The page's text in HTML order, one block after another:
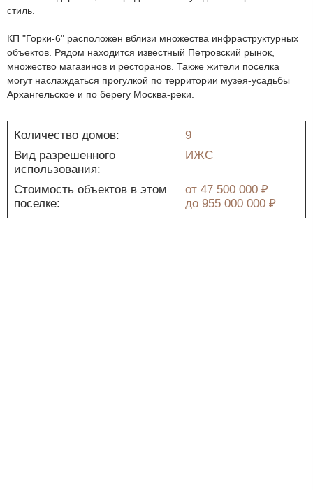
стиль.
КП "Горки-6" расположен вблизи множества инфраструктурных
объектов. Рядом находится известный Петровский рынок,
множество магазинов и ресторанов. Также жители поселка
могут наслаждаться прогулкой по территории музея-усадьбы
Архангельское и по берегу Москва-реки.
Количество домов:
9
Вид разрешенного
использования:
ИЖС
Стоимость объектов в этом
поселке:
от 47 500 000 ₽
до 955 000 000 ₽